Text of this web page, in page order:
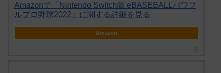
Amazonで「Nintendo Switch版 eBASEBALLパワフ
ルプロ野球2022」に関する詳細を見る
Amazon